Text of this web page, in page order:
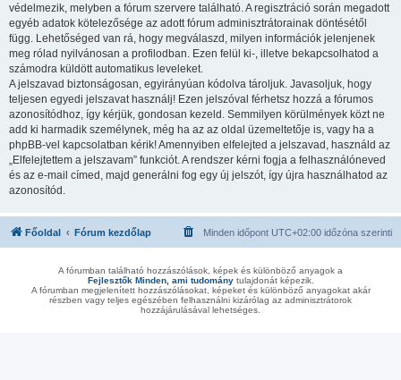
védelmezik, melyben a fórum szervere található. A regisztráció során megadott
egyéb adatok kötelezősége az adott fórum adminisztrátorainak döntésétől
függ. Lehetőséged van rá, hogy megválaszd, milyen információk jelenjenek
meg rólad nyilvánosan a profilodban. Ezen felül ki-, illetve bekapcsolhatod a
számodra küldött automatikus leveleket.
A jelszavad biztonságosan, egyirányúan kódolva tároljuk. Javasoljuk, hogy
teljesen egyedi jelszavat használj! Ezen jelszóval férhetsz hozzá a fórumos
azonosítódhoz, így kérjük, gondosan kezeld. Semmilyen körülmények közt ne
add ki harmadik személynek, még ha az az oldal üzemeltetője is, vagy ha a
phpBB-vel kapcsolatban kérik! Amennyiben elfelejted a jelszavad, használd az
„Elfelejtettem a jelszavam” funkciót. A rendszer kérni fogja a felhasználóneved
és az e-mail címed, majd generálni fog egy új jelszót, így újra használhatod az
azonosítód.
Főoldal Fórum kezdőlap Minden időpont UTC+02:00 időzóna szerinti
A fórumban található hozzászólások, képek és különböző anyagok a
Fejlesztők Minden, ami tudománytulajdonát képezik.
A fórumban megjelenített hozzászólásokat, képeket és különböző anyagokat akár
részben vagy teljes egészében felhasználni kizárólag az adminisztrátorok
hozzájárulásával lehetséges.